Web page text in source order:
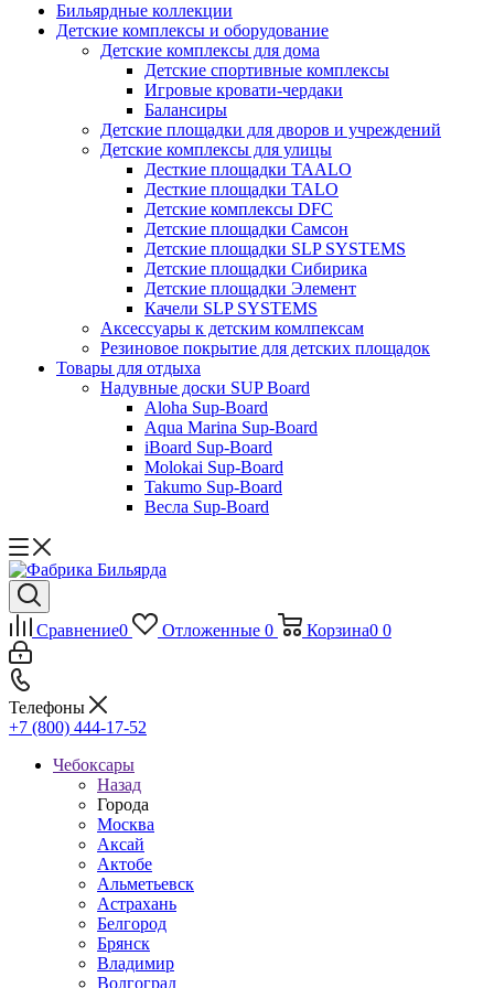
Бильярдные коллекции
Детские комплексы и оборудование
Детские комплексы для дома
Детские спортивные комплексы
Игровые кровати-чердаки
Балансиры
Детские площадки для дворов и учреждений
Детские комплексы для улицы
Десткие площадки TAALO
Десткие площадки TALO
Детские комплексы DFC
Детские площадки Самсон
Детские площадки SLP SYSTEMS
Детские площадки Сибирика
Детские площадки Элемент
Качели SLP SYSTEMS
Аксессуары к детским комлпексам
Резиновое покрытие для детских площадок
Товары для отдыха
Надувные доски SUP Board
Aloha Sup-Board
Aqua Marina Sup-Board
iBoard Sup-Board
Molokai Sup-Board
Takumo Sup-Board
Весла Sup-Board
Сравнение0 Отложенные 0 Корзина0 0
Телефоны
+7 (800) 444-17-52
Чебоксары
Назад
Города
Москва
Аксай
Актобе
Альметьевск
Астрахань
Белгород
Брянск
Владимир
Волгоград